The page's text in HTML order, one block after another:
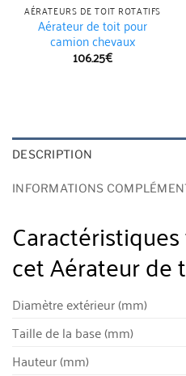
AÉRATEURS DE TOIT ROTATIFS
Aérateur de toit pour
camion chevaux
106.25€
DESCRIPTION
INFORMATIONS
cet Aérateur de
Diamètre extérieur (mm)
Taille de la base (mm)
Hauteur (mm)